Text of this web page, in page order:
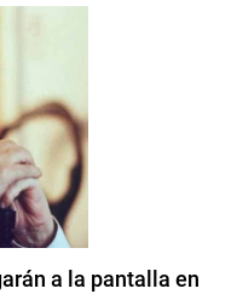
a la pantalla en